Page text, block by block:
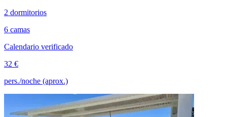
2 dormitorios
6 camas
Calendario verificado
32 €
pers./noche (aprox.)